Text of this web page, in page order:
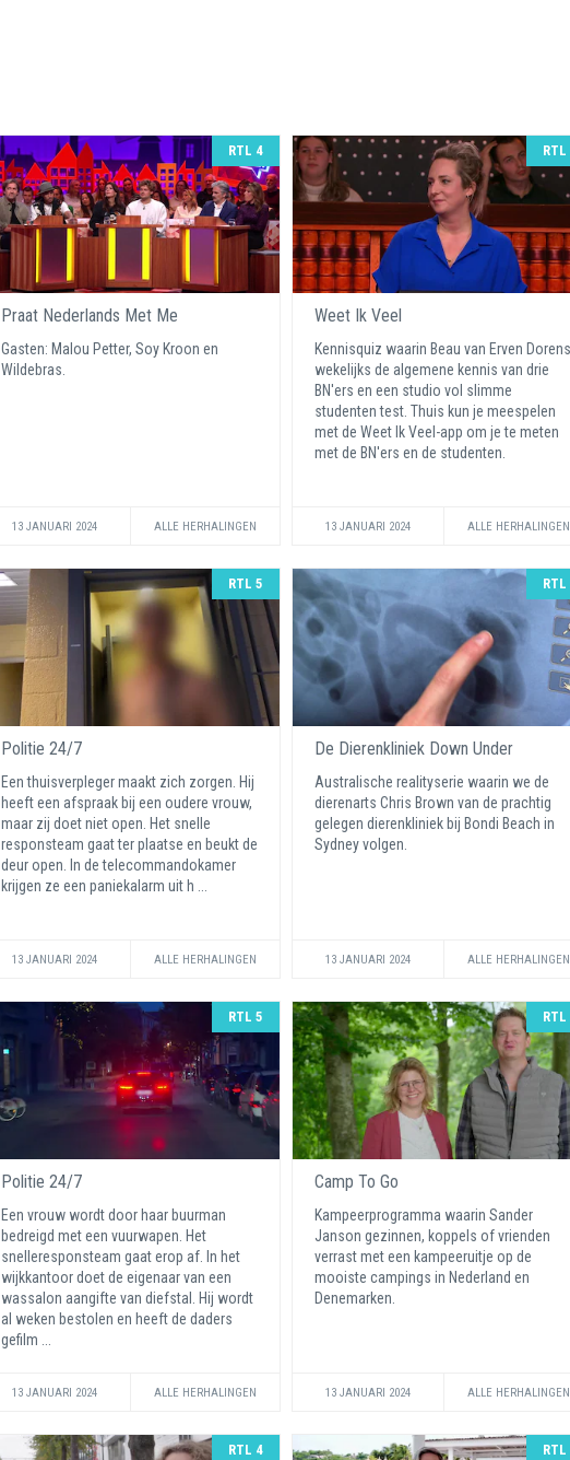
RTL 4
Praat Nederlands Met Me
Gasten: Malou Petter, Soy Kroon en
Wildebras.
13 JANUARI 2024 ALLE HERHALINGEN
RTL
Weet Ik Veel
Kennisquiz waarin Beau van Erven Dorens
wekelijks de algemene kennis van drie
BN'ers en een studio vol slimme
studenten test. Thuis kun je meespelen
met de Weet Ik Veel-app om je te meten
met de BN'ers en de studenten.
13 JANUARI 2024 ALLE HERHALINGEN
RTL 5
Politie 24/7
Een thuisverpleger maakt zich zorgen. Hij
heeft een afspraak bij een oudere vrouw,
maar zij doet niet open. Het snelle
responsteam gaat ter plaatse en beukt de
deur open. In de telecommandokamer
krijgen ze een paniekalarm uit h ...
13 JANUARI 2024 ALLE HERHALINGEN
RTL
De Dierenkliniek Down Under
Australische realityserie waarin we de
dierenarts Chris Brown van de prachtig
gelegen dierenkliniek bij Bondi Beach in
Sydney volgen.
13 JANUARI 2024 ALLE HERHALINGEN
RTL 5
Politie 24/7
Een vrouw wordt door haar buurman
bedreigd met een vuurwapen. Het
snelleresponsteam gaat erop af. In het
wijkkantoor doet de eigenaar van een
wassalon aangifte van diefstal. Hij wordt
al weken bestolen en heeft de daders
gefilm ...
13 JANUARI 2024 ALLE HERHALINGEN
RTL
Camp To Go
Kampeerprogramma waarin Sander
Janson gezinnen, koppels of vrienden
verrast met een kampeeruitje op de
mooiste campings in Nederland en
Denemarken.
13 JANUARI 2024 ALLE HERHALINGEN
RTL 4 RTL